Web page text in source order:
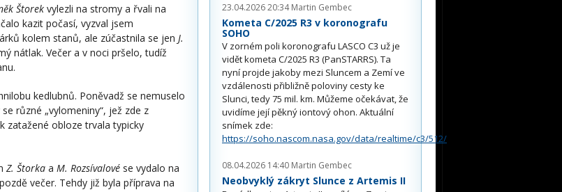
Štorek vylezli na stromy a řvali na
kazit počasí, vyzval jsem
kolem stanů, ale zúčastnila se jen J.
nátlak. Večer a v noci pršelo, tudíž
kedlubnů. Poněvadž se nemuselo
různé „vylomeniny“, jež zde z
zatažené obloze trvala typicky
Z. Štorka a M. Rozsívalové se vydalo na
večer. Tehdy již byla příprava na
23.04.2026 20:34 Martin Gembec
Kometa C/2025 R3 v koronografu
SOHO
V zorném poli koronografu LASCO C3 už je
vidět kometa C/2025 R3 (PanSTARRS). Ta
nyní projde jakoby mezi Sluncem a Zemí ve
vzdálenosti přibližně poloviny cesty ke
Slunci, tedy 75 mil. km. Můžeme očekávat, že
uvidíme její pěkný iontový ohon. Aktuální
snímek zde:
https://soho.nascom.nasa.gov/data/realtime/c3/512/
08.04.2026 14:40 Martin Gembec
Neobvyklý zákryt Slunce z Artemis II